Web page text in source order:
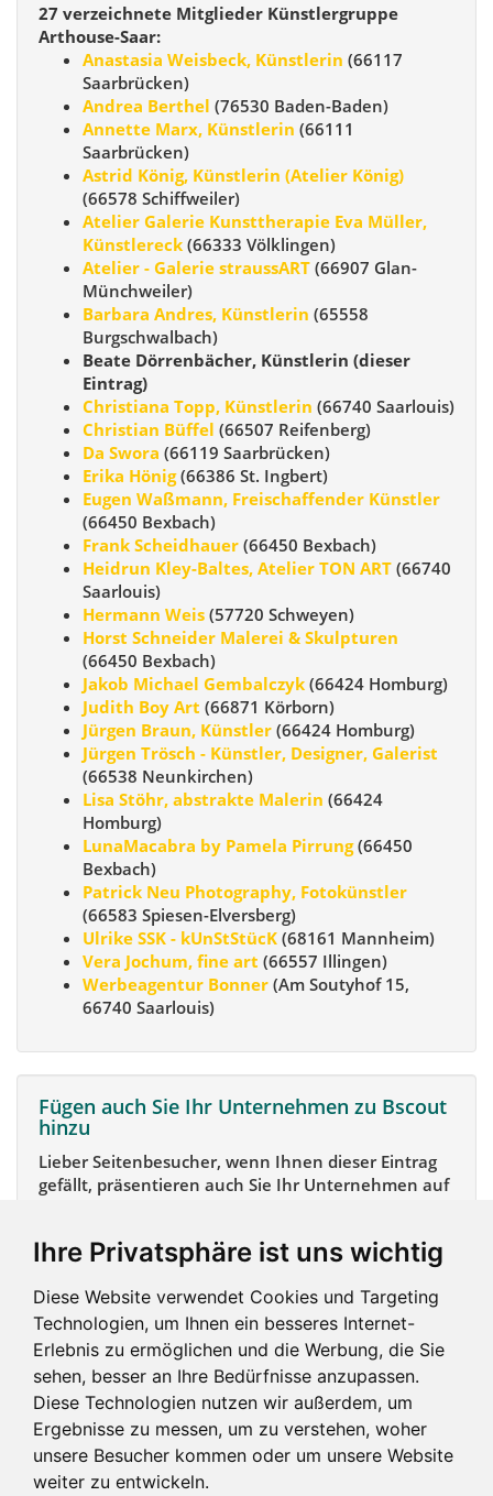
Ihre Privatsphäre ist uns wichtig
Diese Website verwendet Cookies und Targeting
Technologien, um Ihnen ein besseres Internet-
Erlebnis zu ermöglichen und die Werbung, die Sie
sehen, besser an Ihre Bedürfnisse anzupassen.
Diese Technologien nutzen wir außerdem, um
Ergebnisse zu messen, um zu verstehen, woher
unsere Besucher kommen oder um unsere Website
weiter zu entwickeln.
27 verzeichnete Mitglieder Künstlergruppe
Arthouse-Saar:
Anastasia Weisbeck, Künstlerin (66117
Saarbrücken)
Andrea Berthel (76530 Baden-Baden)
Annette Marx, Künstlerin (66111
Saarbrücken)
Astrid König, Künstlerin (Atelier König)
(66578 Schiffweiler)
Atelier Galerie Kunsttherapie Eva Müller,
Künstlereck (66333 Völklingen)
Atelier - Galerie straussART (66907 Glan-
Münchweiler)
Barbara Andres, Künstlerin (65558
Burgschwalbach)
Beate Dörrenbächer, Künstlerin (dieser
Eintrag)
Christiana Topp, Künstlerin (66740 Saarlouis)
Christian Büffel (66507 Reifenberg)
Da Swora (66119 Saarbrücken)
Erika Hönig(66386 St. Ingbert)
Eugen Waßmann, Freischaffender Künstler
(66450 Bexbach)
Frank Scheidhauer (66450 Bexbach)
Heidrun Kley-Baltes, Atelier TON ART (66740
Saarlouis)
Hermann Weis (57720 Schweyen)
Horst Schneider Malerei & Skulpturen
(66450 Bexbach)
Jakob Michael Gembalczyk (66424 Homburg)
Judith Boy Art (66871 Körborn)
Jürgen Braun, Künstler (66424 Homburg)
Jürgen Trösch - Künstler, Designer, Galerist
(66538 Neunkirchen)
Lisa Stöhr, abstrakte Malerin (66424
Homburg)
LunaMacabra by Pamela Pirrung(66450
Bexbach)
Patrick Neu Photography, Fotokünstler
(66583 Spiesen-Elversberg)
Ulrike SSK - kUnStStücK (68161 Mannheim)
Vera Jochum, fine art (66557 Illingen)
Werbeagentur Bonner (Am Soutyhof 15,
66740 Saarlouis)
Fügen auch Sie Ihr Unternehmen zu Bscout
hinzu
Lieber Seitenbesucher, wenn Ihnen dieser Eintrag
gefällt, präsentieren auch Sie Ihr Unternehmen auf
Mein Unternehmen hinzufügen